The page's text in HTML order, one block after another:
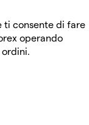
ti consente di fare
operando